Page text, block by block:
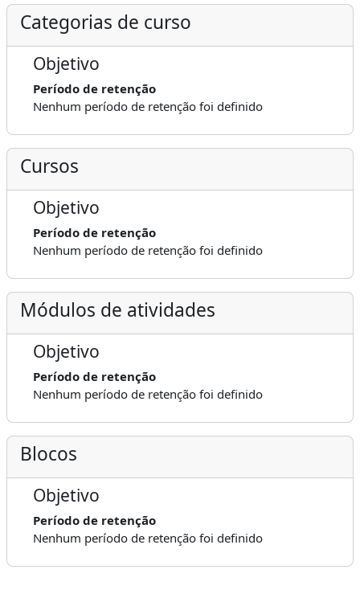
Categorias de curso
Objetivo
Período de retenção
Nenhum período de retenção foi definido
Cursos
Objetivo
Período de retenção
Nenhum período de retenção foi definido
Módulos de atividades
Objetivo
Período de retenção
Nenhum período de retenção foi definido
Blocos
Objetivo
Período de retenção
Nenhum período de retenção foi definido